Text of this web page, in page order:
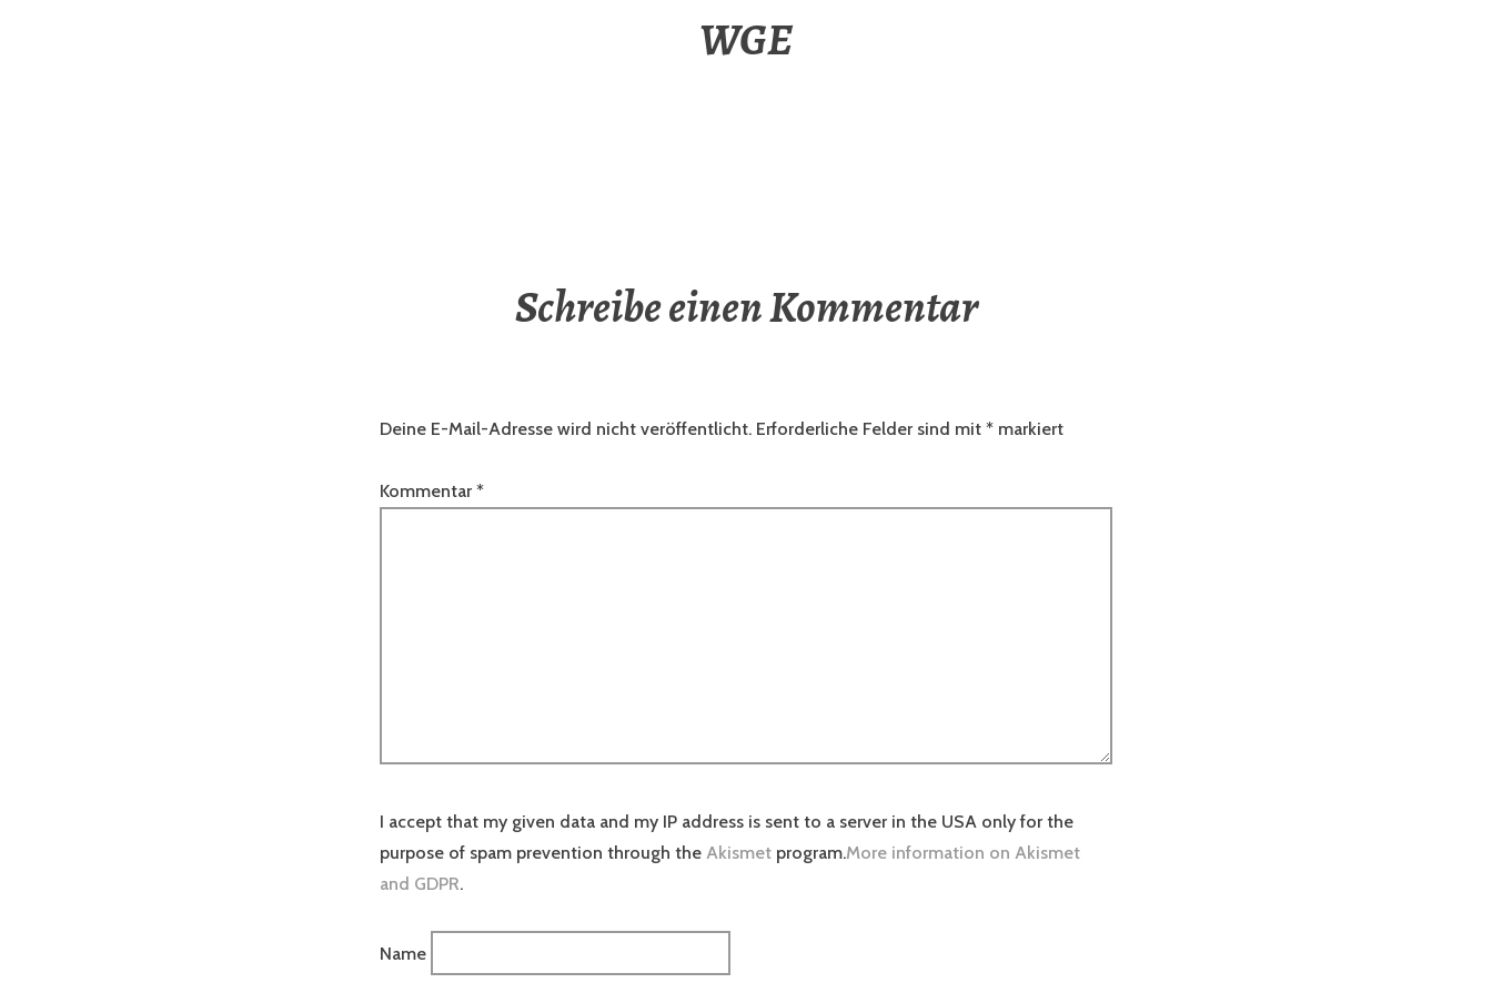
WGE
Schreibe einen Kommentar
Deine E-Mail-Adresse wird nicht veröffentlicht. Erforderliche Felder sind mit * markiert
Kommentar *
I accept that my given data and my IP address is sent to a server in the USA only for the
purpose of spam prevention through the Akismet program.More information on Akismet
and GDPR.
Name